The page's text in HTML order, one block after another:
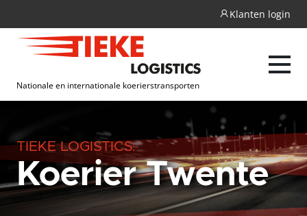
Klanten login
Nationale en internationale koerierstransporten
TIEKE LOGISTICS:
Koerier Twente